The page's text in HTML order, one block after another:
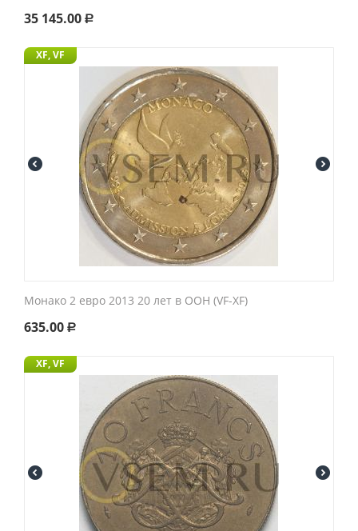
35 145.00 Р
XF, VF
Монако 2 евро 2013 20 лет в ООН (VF-XF)
635.00 Р
XF, VF